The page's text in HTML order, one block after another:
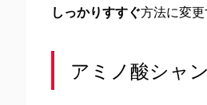
しっかりすすぐ方法に変更
アミノ酸シャ